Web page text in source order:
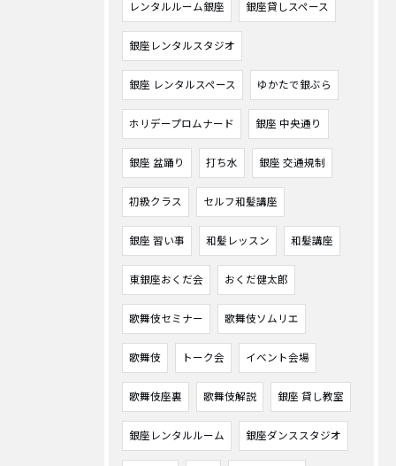
レンタルルーム銀座 銀座貸しスペース
銀座レンタルスタジオ
銀座 レンタルスペース ゆかたで銀ぶら
ホリデープロムナード 銀座 中央通り
銀座 盆踊り 打ち水 銀座 交通規制
初級クラス セルフ和髪講座
銀座 習い事 和髪レッスン 和髪講座
東銀座おくだ会 おくだ健太郎
歌舞伎セミナー 歌舞伎ソムリエ
歌舞伎 トーク会 イベント会場
歌舞伎座裏 歌舞伎解説 銀座 貸し教室
銀座レンタルルーム 銀座ダンススタジオ